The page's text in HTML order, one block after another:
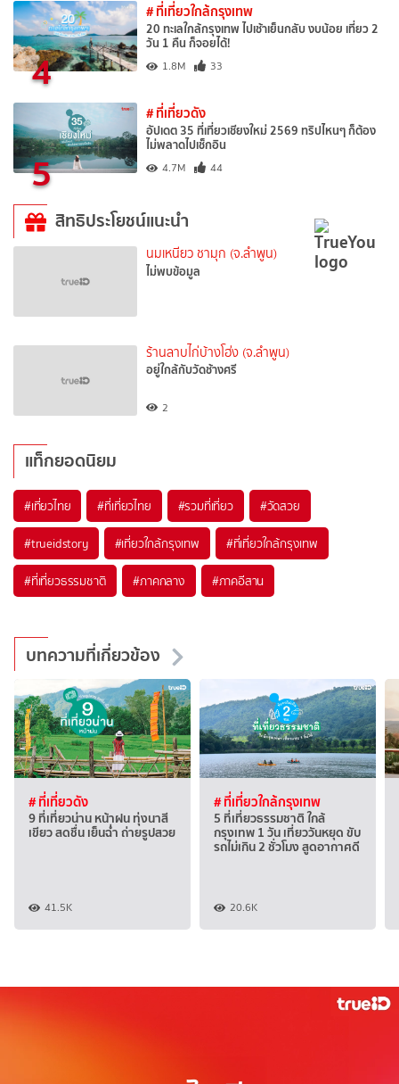
4
# ที่เที่ยวใกล้กรุงเทพ
20 ทะเลใกล้กรุงเทพ ไปเช้าเย็นกลับ งบน้อย เที่ยว 2
วัน 1 คืน ก็จอยได้!
1.8M 33
5
# ที่เที่ยวดัง
อัปเดต 35 ที่เที่ยวเชียงใหม่ 2569 ทริปไหนๆ ก็ต้อง
ไม่พลาดไปเช็กอิน
4.7M 44
สิทธิประโยชน์แนะนำ
นมเหนียว ชามุก (จ.ลำพูน)
ไม่พบข้อมูล
ร้านลาบไก่บ้างโฮ่ง (จ.ลำพูน)
อยู่ใกล้กับวัดช้างศรี
2
แท็กยอดนิยม
#เที่ยวไทย #ที่เที่ยวไทย #รวมที่เที่ยว #วัดสวย
#trueidstory #เที่ยวใกล้กรุงเทพ #ที่เที่ยวใกล้กรุงเทพ
#ที่เที่ยวธรรมชาติ #ภาคกลาง #ภาคอีสาน
บทความที่เกี่ยวข้อง
# ที่เที่ยวดัง
9 ที่เที่ยวน่าน หน้าฝน ทุ่งนาสี
เขียว สดชื่น เย็นฉ่ำ ถ่ายรูปสวย
41.5K
# ที่เที่ยวใกล้กรุงเทพ
5 ที่เที่ยวธรรมชาติ ใกล้
กรุงเทพ 1 วัน เที่ยววันหยุด ขับ
รถไม่เกิน 2 ชั่วโมง สูดอากาศดี
20.6K